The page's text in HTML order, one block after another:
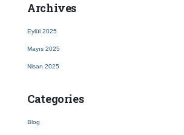
Archives
Eylül 2025
Mayıs 2025
Nisan 2025
Categories
Blog